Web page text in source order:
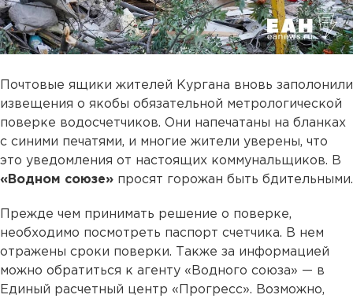
Почтовые ящики жителей Кургана вновь заполонили
извещения о якобы обязательной метрологической
поверке водосчетчиков. Они напечатаны на бланках
с синими печатями, и многие жители уверены, что
это уведомления от настоящих коммунальщиков. В
«Водном союзе» просят горожан быть бдительными.
Прежде чем принимать решение о поверке,
необходимо посмотреть паспорт счетчика. В нем
отражены сроки поверки. Также за информацией
можно обратиться к агенту «Водного союза» — в
Единый расчетный центр «Прогресс». Возможно,